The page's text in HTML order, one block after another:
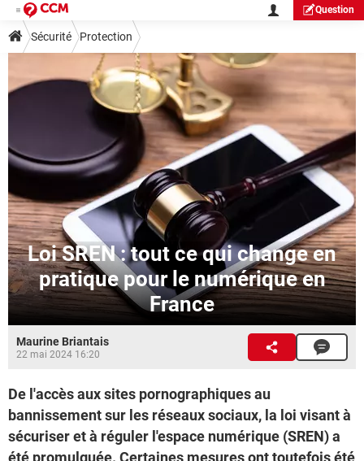
Question
Sécurité Protection
Loi SREN : tout ce qui change en
pratique pour le numérique en
France
Maurine Briantais
22 mai 2024 16:20
De l'accès aux sites pornographiques au
bannissement sur les réseaux sociaux, la loi visant à
sécuriser et à réguler l'espace numérique (SREN) a
été promulguée. Certaines mesures ont toutefois été